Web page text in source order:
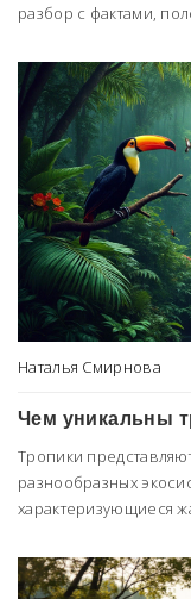
разбор с фактами,
Наталья Смирнова
Чем уникальны
Тропики
разнообразных
характеризующиеся
многие из которых
делает тропики